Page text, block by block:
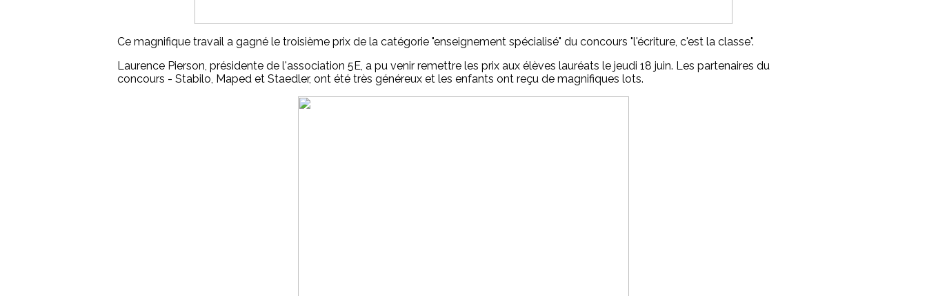
Ce magnifique travail a gagné le troisième prix de la catégorie "enseignement spécialisé" du concours "l'écriture, c'est la classe".
Laurence Pierson, présidente de l'association 5E, a pu venir remettre les prix aux élèves lauréats le jeudi 18 juin. Les partenaires du
concours - Stabilo, Maped et Staedler, ont été très généreux et les enfants ont reçu de magnifiques lots.